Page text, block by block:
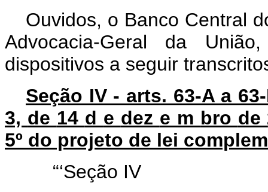
Ouvidos, o Banco Central
Advocacia-Geral da
dispositivos a seguir
Seção IV - arts. 63-A a
3, de 14 d e dez e m bro de
5º do projeto de lei
“‘Seção IV